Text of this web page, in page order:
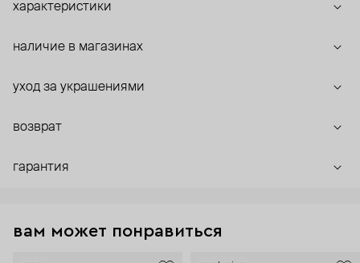
характеристики
наличие в магазинах
уход за украшениями
возврат
гарантия
вам может понравиться